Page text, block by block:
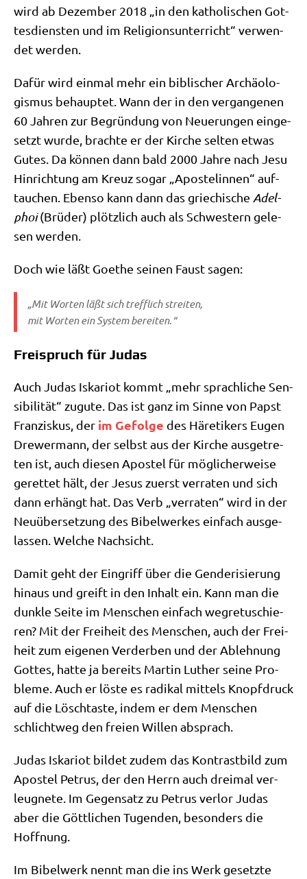
wird ab Dezem­ber 2018 „in den katho­li­schen Got­
tes­dien­sten und im Reli­gi­ons­un­ter­richt“ ver­wen­
det werden.
Dafür wird ein­mal mehr ein bibli­scher Archäo­lo­
gis­mus behaup­tet. Wann der in den ver­gan­ge­nen
60 Jah­ren zur Begrün­dung von Neue­run­gen ein­ge­
setzt wur­de, brach­te er der Kir­che sel­ten etwas
Gutes. Da kön­nen dann bald 2000 Jah­re nach Jesu
Hin­rich­tung am Kreuz sogar „Apo­ste­l­in­nen“ auf­
tau­chen. Eben­so kann dann das grie­chi­sche Adel­
phoi(Brü­der) plötz­lich auch als Schwe­stern gele­
sen werden.
Doch wie läßt Goe­the sei­nen Faust sagen:
„Mit Wor­ten läßt sich treff­lich streiten,
mit Wor­ten ein System bereiten.“
Freispruch für Judas
Auch Judas Iska­ri­ot kommt „mehr sprach­li­che Sen­
si­bi­li­tät“ zugu­te. Das ist ganz im Sin­ne von Papst
Fran­zis­kus, der im Gefol­ge des Häre­ti­kers Eugen
Dre­wer­mann, der selbst aus der Kir­che aus­ge­tre­
ten ist, auch die­sen Apo­stel für mög­li­cher­wei­se
geret­tet hält, der Jesus zuerst ver­ra­ten und sich
dann erhängt hat. Das Verb „ver­ra­ten“ wird in der
Neu­über­set­zung des Bibel­wer­kes ein­fach aus­ge­
las­sen. Wel­che Nachsicht.
Damit geht der Ein­griff über die Gen­de­ri­sie­rung
hin­aus und greift in den Inhalt ein. Kann man die
dunk­le Sei­te im Men­schen ein­fach weg­re­tu­schie­
ren? Mit der Frei­heit des Men­schen, auch der Frei­
heit zum eige­nen Ver­der­ben und der Ableh­nung
Got­tes, hat­te ja bereits Mar­tin Luther sei­ne Pro­
ble­me. Auch er löste es radi­kal mit­tels Knopf­druck
auf die Lösch­ta­ste, indem er dem Men­schen
schlicht­weg den frei­en Wil­len absprach.
Judas Iska­ri­ot bil­det zudem das Kon­trast­bild zum
Apo­stel Petrus, der den Herrn auch drei­mal ver­
leug­ne­te. Im Gegen­satz zu Petrus ver­lor Judas
aber die Gött­li­chen Tugen­den, beson­ders die
Hoffnung.
Im Bibel­werk nennt man die ins Werk gesetz­te